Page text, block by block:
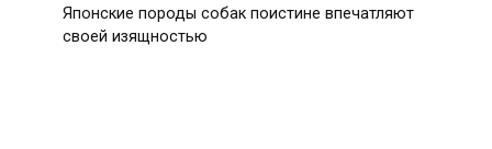
Японские породы собак поистине впечатляют
своей изящностью